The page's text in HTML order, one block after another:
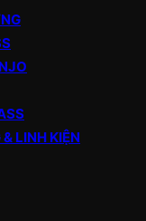
LINH KIỆN